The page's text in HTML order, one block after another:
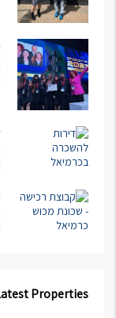
Properties